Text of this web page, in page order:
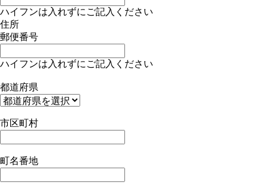
ハイフンは入れずにご記入ください
住所
郵便番号
ハイフンは入れずにご記入ください
都道府県
市区町村
町名番地